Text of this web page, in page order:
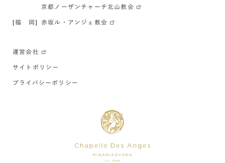
京都ノーザンチャーチ北山教会
[福 岡] 赤坂ル・アンジェ教会
運営会社
サイトポリシー
プライバシーポリシー